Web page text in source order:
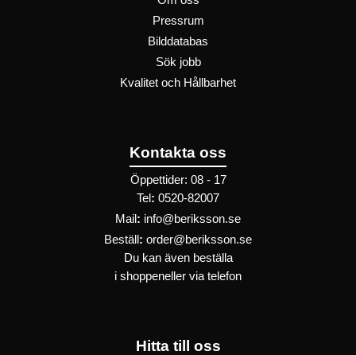
Pressrum
Bilddatabas
Sök jobb
Kvalitet och Hållbarhet
Kontakta oss
Öppettider: 08 - 17
Tel : 0520-82007
Mail : info@beriksson.se
Beställ : order@beriksson.se
Du kan även beställa
i shoppeneller via telefon
Hitta till oss